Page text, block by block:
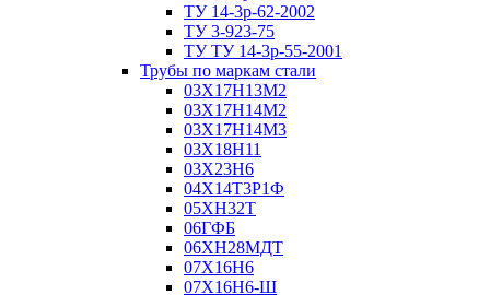
ТУ 14-3р-62-2002
ТУ 3-923-75
ТУ ТУ 14-3р-55-2001
Трубы по маркам стали
03Х17Н13М2
03Х17Н14М2
03Х17Н14М3
03Х18Н11
03Х23Н6
04Х14Т3Р1Ф
05ХН32Т
06ГФБ
06ХН28МДТ
07Х16Н6
07Х16Н6-Ш